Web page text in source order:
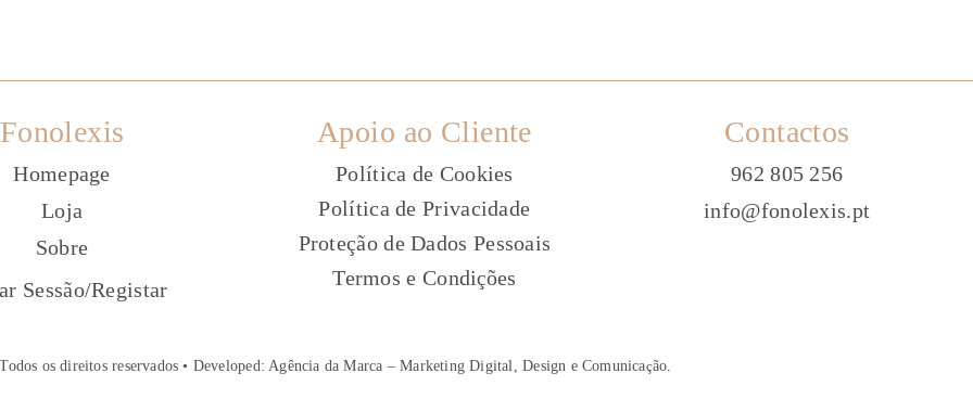
Fonolexis
Homepage
Loja
Sobre
Sessão/Registar
Apoio ao Cliente
Política de Cookies
Política de Privacidade
Proteção de Dados Pessoais
Termos e Condições
Contactos
962 805 256
info@fonolexis.pt
os direitos reservados • Developed:Agência da Marca – Marketing Digital, Design e Comunicação.